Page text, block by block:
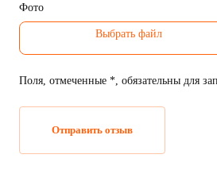
Фото
Поля, отмеченные *, обязательны для
Отправить отзыв